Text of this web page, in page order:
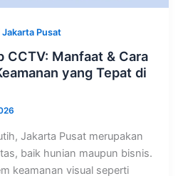
Jakarta Pusat
CCTV: Manfaat & Cara
yang Tepat di
Jakarta Pusat merupakan
baik hunian maupun bisnis.
keamanan visual seperti